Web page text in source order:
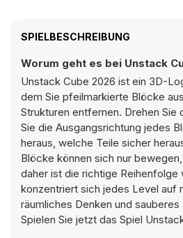
SPIELBESCHREIBUNG
Worum geht es bei Unstack
Unstack Cube 2026 ist ein 3D-
dem Sie pfeilmarkierte Blöcke
Strukturen entfernen. Drehen Sie
Sie die Ausgangsrichtung jedes
heraus, welche Teile sicher
Blöcke können sich nur
daher ist die richtige Reihenfolge
konzentriert sich jedes Level auf
räumliches Denken und
Spielen Sie jetzt das Spiel